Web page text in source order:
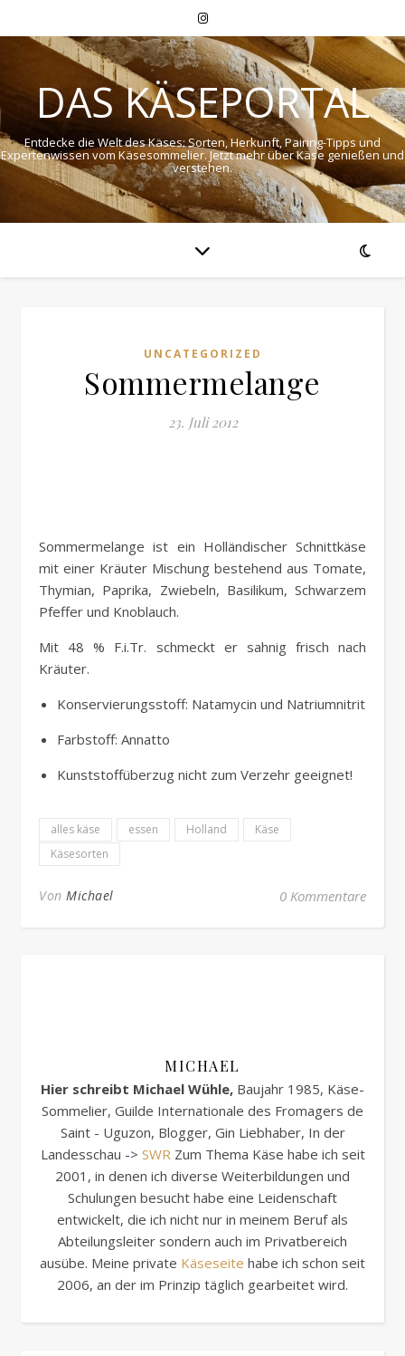
DAS KÄSEPORTAL
Entdecke die Welt des Käses: Sorten, Herkunft, Pairing-Tipps und
Expertenwissen vom Käsesommelier. Jetzt mehr über Käse genießen und
verstehen.
UNCATEGORIZED
Sommermelange
23. Juli 2012
Sommermelange ist ein Holländischer Schnittkäse
mit einer Kräuter Mischung bestehend aus Tomate,
Thymian, Paprika, Zwiebeln, Basilikum, Schwarzem
Pfeffer und Knoblauch.
Mit 48 % F.i.Tr. schmeckt er sahnig frisch nach
Kräuter.
Konservierungsstoff: Natamycin und Natriumnitrit
Farbstoff: Annatto
Kunststoffüberzug nicht zum Verzehr geeignet!
alles käse essen Holland
Käse
Käsesorten
Von Michael 0 Kommentare
MICHAEL
Hier schreibt Michael Wühle, Baujahr 1985, Käse-
Sommelier, Guilde Internationale des Fromagers de
Saint - Uguzon, Blogger, Gin Liebhaber, In der
Landesschau -> SWRZum Thema Käse habe ich seit
2001, in denen ich diverse Weiterbildungen und
Schulungen besucht habe eine Leidenschaft
entwickelt, die ich nicht nur in meinem Beruf als
Abteilungsleiter sondern auch im Privatbereich
ausübe. Meine private Käseseite habe ich schon seit
2006, an der im Prinzip täglich gearbeitet wird.